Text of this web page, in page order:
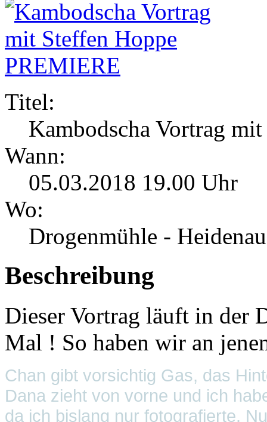
Titel:
Kambodscha Vortrag
Wann:
05.03.2018 19.00 Uhr
Wo:
Drogenmühle - Heidenau
Beschreibung
Dieser Vortrag läuft in der
Mal ! So haben wir an
Chan gibt vorsichtig Gas, das
Dana zieht von vorne und ich
da ich bislang nur fotografierte.